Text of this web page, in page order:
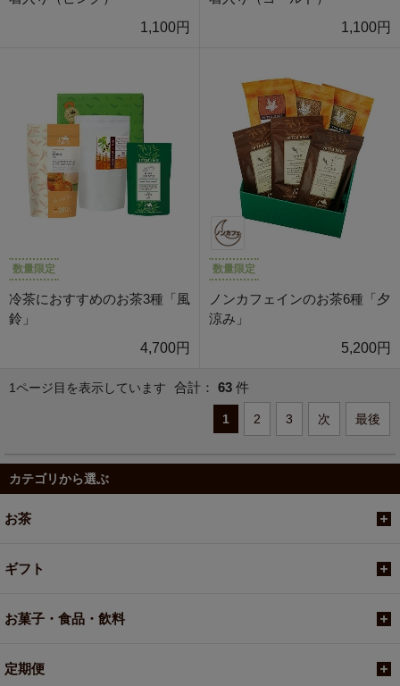
1,100円
1,100円
数量限定
冷茶におすすめのお茶3種「風
鈴」
4,700円
数量限定
ノンカフェインのお茶6種「夕
涼み」
5,200円
1ページ目を表示しています 合計： 63 件
1 2 3 次 最後
カテゴリから選ぶ
お茶
ギフト
お菓子・食品・飲料
定期便